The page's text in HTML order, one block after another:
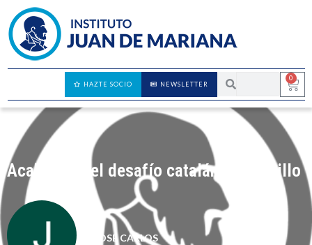
0
NEWSLETTER
HAZTE SOCIO
Acabar con el desafío catalán es sencillo
JOSÉ CARLOS